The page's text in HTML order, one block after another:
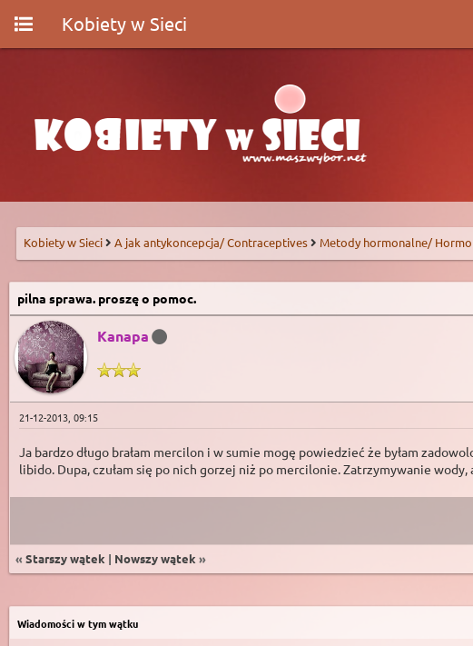
Kobiety w Sieci
Kobiety w Sieci A jak antykoncepcja/ Contraceptives Metody hormonalne/
pilna sprawa. proszę o pomoc.
Kanapa
21-12-2013, 09:15
Ja bardzo długo brałam mercilon i w sumie mogę powiedzieć że byłam
libido. Dupa, czułam się po nich gorzej niż po mercilonie. Zatrzymywanie
« Starszy wątek | Nowszy wątek »
Wiadomości w tym wątku